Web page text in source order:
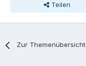
Teilen
Zur Themenübersicht